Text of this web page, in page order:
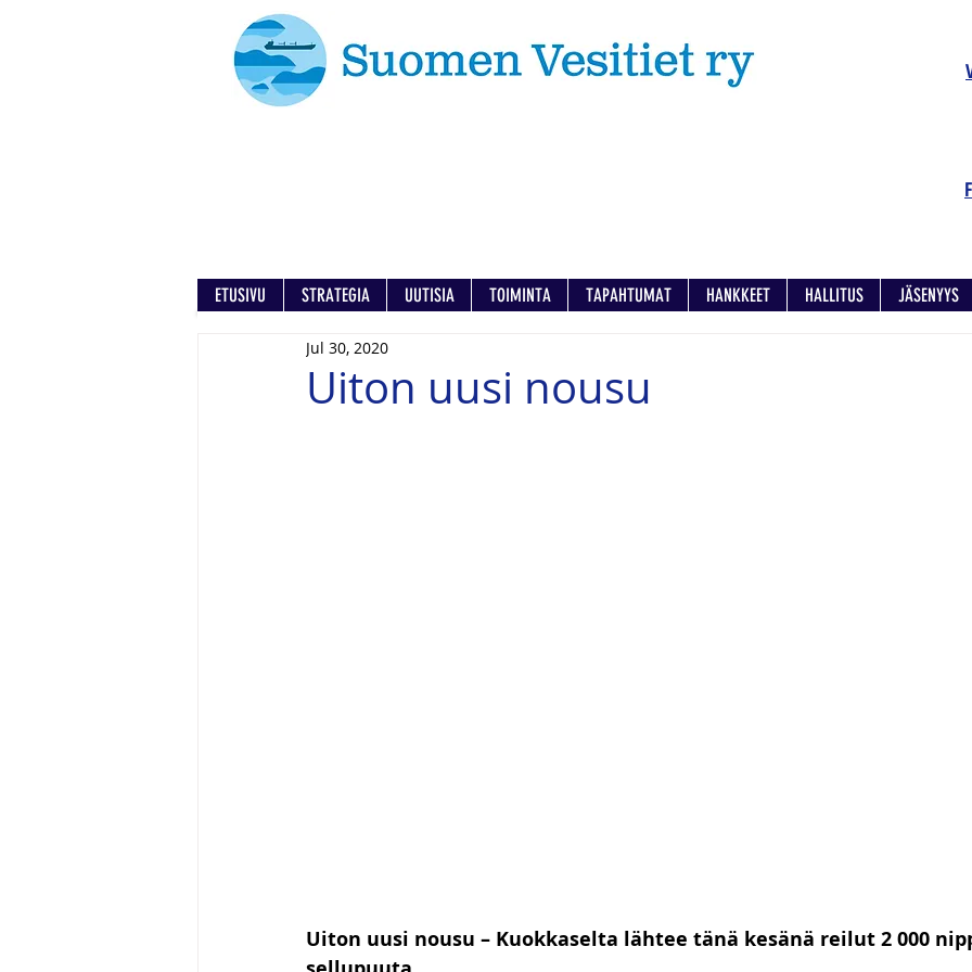
ETUSIVU STRATEGIA UUTISIA TOIMINTA TAPAHTUMAT HANKKEET HALLITUS JÄSENYYS
Uiton uusi nousu
Jul 30, 2020
Uiton uusi nousu – Kuokkaselta lähtee tänä kesänä reilut 2 000